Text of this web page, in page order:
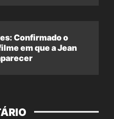
Confirmado o
em que a Jean